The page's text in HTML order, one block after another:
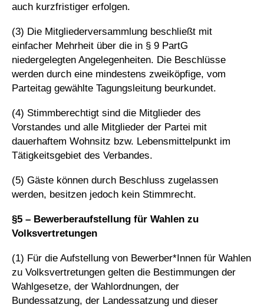
auch kurzfristiger erfolgen.
(3) Die Mitgliederversammlung beschließt mit
einfacher Mehrheit über die in § 9 PartG
niedergelegten Angelegenheiten. Die Beschlüsse
werden durch eine mindestens zweiköpfige, vom
Parteitag gewählte Tagungsleitung beurkundet.
(4) Stimmberechtigt sind die Mitglieder des
Vorstandes und alle Mitglieder der Partei mit
dauerhaftem Wohnsitz bzw. Lebensmittelpunkt im
Tätigkeitsgebiet des Verbandes.
(5) Gäste können durch Beschluss zugelassen
werden, besitzen jedoch kein Stimmrecht.
§5 – Bewerberaufstellung für Wahlen zu
Volksvertretungen
(1) Für die Aufstellung von Bewerber*Innen für Wahlen
zu Volksvertretungen gelten die Bestimmungen der
Wahlgesetze, der Wahlordnungen, der
Bundessatzung, der Landessatzung und dieser